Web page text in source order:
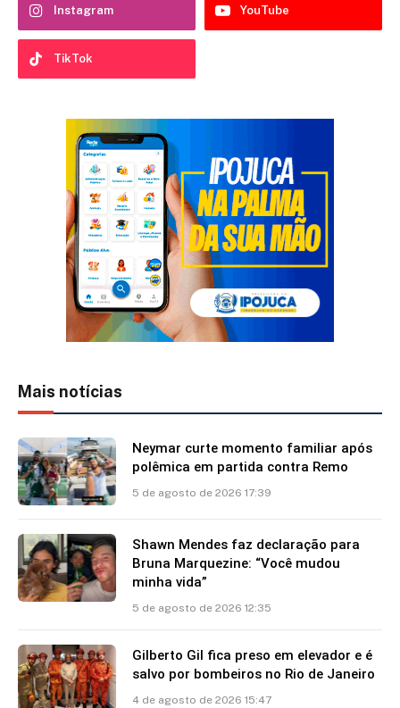
Instagram YouTube
TikTok
Mais notícias
Neymar curte momento familiar após
polêmica em partida contra Remo
5 de agosto de 2026 17:39
Shawn Mendes faz declaração para
Bruna Marquezine: “Você mudou
minha vida”
5 de agosto de 2026 12:35
Gilberto Gil fica preso em elevador e é
salvo por bombeiros no Rio de Janeiro
4 de agosto de 2026 15:47